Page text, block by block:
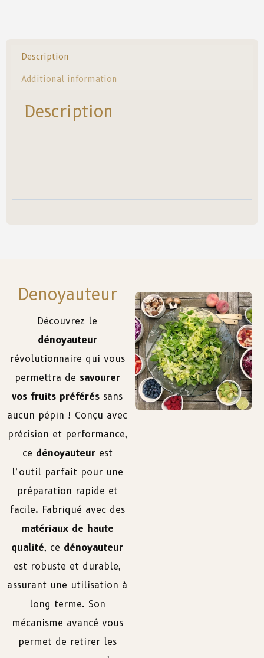
Description
Additional information
Description
Denoyauteur
Découvrez le
dénoyauteur
révolutionnaire qui vous
permettra de savourer
vos fruits préférés sans
aucun pépin ! Conçu avec
précision et performance,
ce dénoyauteur est
l’outil parfait pour une
préparation rapide et
facile. Fabriqué avec des
matériaux de haute
qualité, ce dénoyauteur
est robuste et durable,
assurant une utilisation à
long terme. Son
mécanisme avancé vous
permet de retirer les